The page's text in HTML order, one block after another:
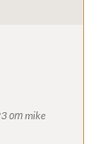
от mike